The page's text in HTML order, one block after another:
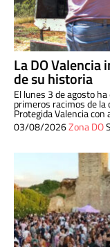
La DO
de su historia
El lunes 3 de agosto
primeros racimos de la
Protegida Valencia
03/08/2026Zona DO